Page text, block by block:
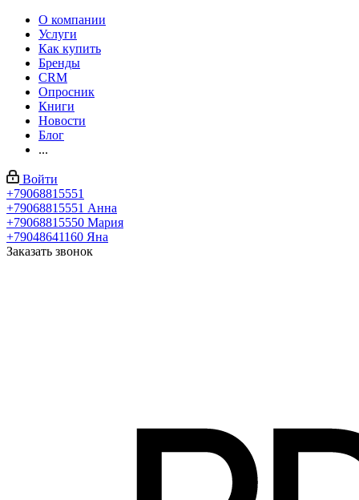
О компании
Услуги
Как купить
Бренды
CRM
Опросник
Книги
Новости
Блог
...
Войти
+79068815551
+79068815551 Анна
+79068815550 Мария
+79048641160 Яна
Заказать звонок